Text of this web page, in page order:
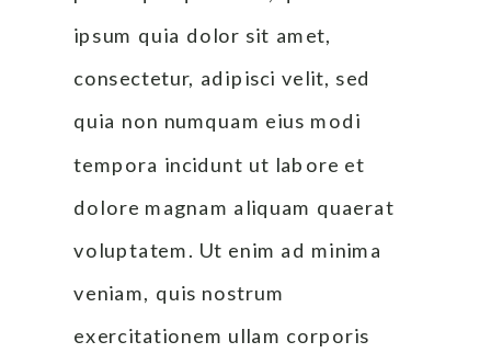
ipsum quia dolor sit amet,
consectetur, adipisci velit, sed
quia non numquam eius modi
tempora incidunt ut labore et
dolore magnam aliquam quaerat
voluptatem. Ut enim ad minima
veniam, quis nostrum
exercitationem ullam corporis